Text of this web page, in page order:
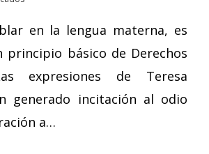
en la lengua materna, es
principio básico de Derechos
expresiones de Teresa
generado incitación al odio
a…